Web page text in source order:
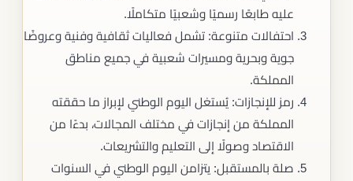
عليه طابعًا رسميًا وشعبيًا متكاملًا.
احتفالات متنوعة: تشمل فعاليات ثقافية وفنية وعروضًا
جوية وبحرية ومسيرات شعبية في جميع مناطق
المملكة.
رمز للإنجازات: يُستغل اليوم الوطني لإبراز ما حققته
المملكة من إنجازات في مختلف المجالات، بدءًا من
الاقتصاد وصولًا إلى التعليم والتشريعات.
صلة بالمستقبل: يتزامن اليوم الوطني في السنوات